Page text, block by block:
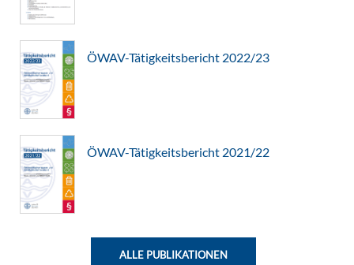
ÖWAV-Tätigkeitsbericht 2022/23
ÖWAV-Tätigkeitsbericht 2021/22
ALLE PUBLIKATIONEN